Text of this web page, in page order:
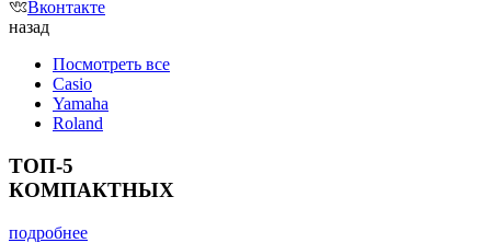
Вконтакте
назад
Посмотреть все
Casio
Yamaha
Roland
ТОП-5
КОМПАКТНЫХ
подробнее